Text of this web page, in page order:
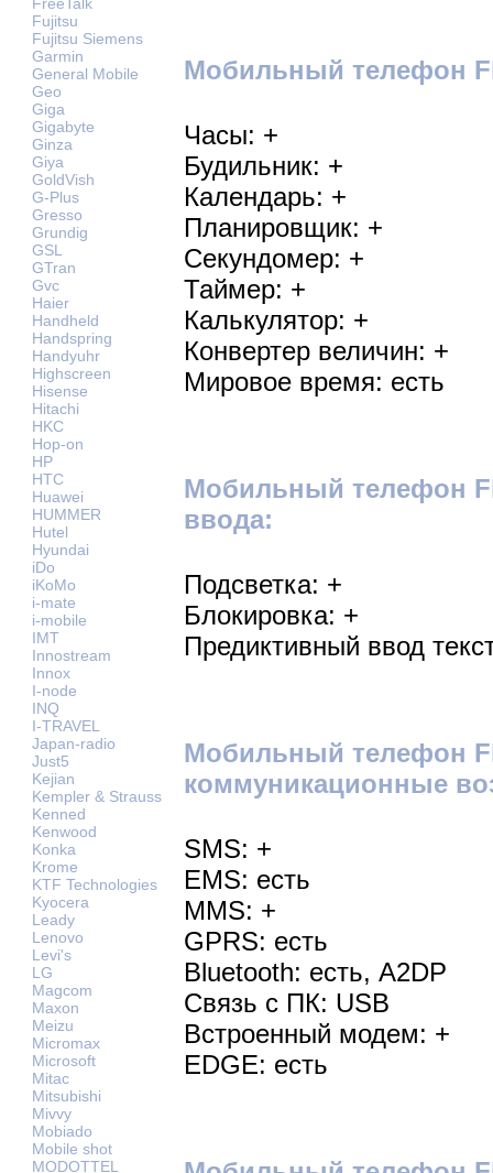
Fujitsu
Fujitsu Siemens
Garmin
General Mobile
Geo
Giga
Gigabyte
Ginza
Giya
GoldVish
G-Plus
Gresso
Grundig
GSL
GTran
Gvc
Haier
Handheld
Handspring
Handyuhr
Highscreen
Hisense
Hitachi
HKC
Hop-on
HP
HTC
Huawei
HUMMER
Hutel
Hyundai
iDo
iKoMo
i-mate
i-mobile
IMT
Innostream
Innox
I-node
INQ
I-TRAVEL
Japan-radio
Just5
Kejian
Kempler & Strauss
Kenned
Kenwood
Konka
Krome
KTF Technologies
Kyocera
Leady
Lenovo
Levi's
LG
Magcom
Maxon
Meizu
Micromax
Microsoft
Mitac
Mitsubishi
Mivvy
Mobiado
Mobile shot
MODOTTEL
Мобильный телефон
Часы: +
Будильник: +
Календарь: +
Планировщик: +
Секундомер: +
Таймер: +
Калькулятор: +
Конвертер величин: +
Мировое время: есть
Мобильный телефон
ввода:
Подсветка: +
Блокировка: +
Предиктивный ввод
Мобильный телефон
коммуникационные
SMS: +
EMS: есть
MMS: +
GPRS: есть
Bluetooth: есть, A2DP
Связь с ПК: USB
Встроенный модем: +
EDGE: есть